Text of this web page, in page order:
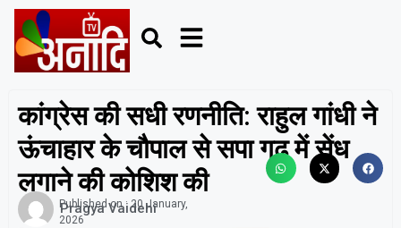
कांग्रेस की सधी रणनीति: राहुल गांधी ने
ऊंचाहार के चौपाल से सपा गढ़ में सेंध
लगाने की कोशिश की
Pragya Vaidehi
Published on : 20 January,
2026